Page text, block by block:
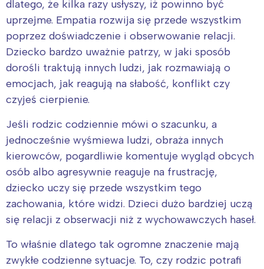
dlatego, że kilka razy usłyszy, iż powinno być
uprzejme. Empatia rozwija się przede wszystkim
poprzez doświadczenie i obserwowanie relacji.
Dziecko bardzo uważnie patrzy, w jaki sposób
dorośli traktują innych ludzi, jak rozmawiają o
emocjach, jak reagują na słabość, konflikt czy
czyjeś cierpienie.
Jeśli rodzic codziennie mówi o szacunku, a
jednocześnie wyśmiewa ludzi, obraża innych
kierowców, pogardliwie komentuje wygląd obcych
osób albo agresywnie reaguje na frustrację,
dziecko uczy się przede wszystkim tego
zachowania, które widzi. Dzieci dużo bardziej uczą
się relacji z obserwacji niż z wychowawczych haseł.
To właśnie dlatego tak ogromne znaczenie mają
zwykłe codzienne sytuacje. To, czy rodzic potrafi